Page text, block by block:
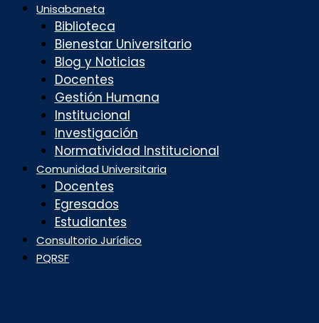
Unisabaneta
Biblioteca
Bienestar Universitario
Blog y Noticias
Docentes
Gestión Humana
Institucional
Investigación
Normatividad Institucional
Comunidad Universitaria
Docentes
Egresados
Estudiantes
Consultorio Jurídico
PQRSF